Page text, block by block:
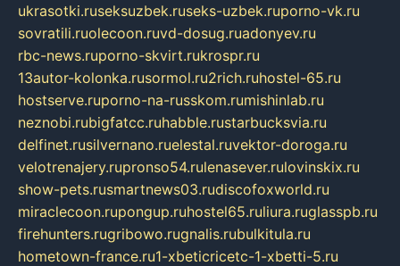
ukrasotki.ruseksuzbek.ruseks-uzbek.ruporno-vk.ru
sovratili.ruolecoon.ruvd-dosug.ruadonyev.ru
rbc-news.ruporno-skvirt.rukrospr.ru
13autor-kolonka.rusormol.ru2rich.ruhostel-65.ru
hostserve.ruporno-na-russkom.rumishinlab.ru
neznobi.rubigfatcc.ruhabble.rustarbucksvia.ru
delfinet.rusilvernano.ruelestal.ruvektor-doroga.ru
velotrenajery.rupronso54.rulenasever.rulovinskix.ru
show-pets.rusmartnews03.rudiscofoxworld.ru
miraclecoon.rupongup.ruhostel65.ruliura.ruglasspb.ru
firehunters.rugribowo.rugnalis.rubulkitula.ru
hometown-france.ru1-xbeticricetc-1-xbetti-5.ru